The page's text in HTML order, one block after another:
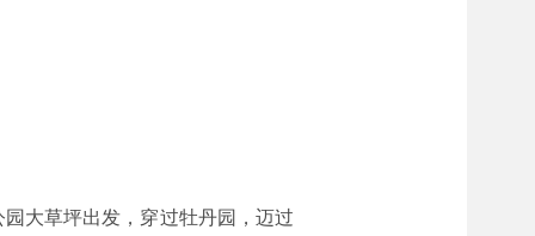
大草坪出发，穿过牡丹园，迈过